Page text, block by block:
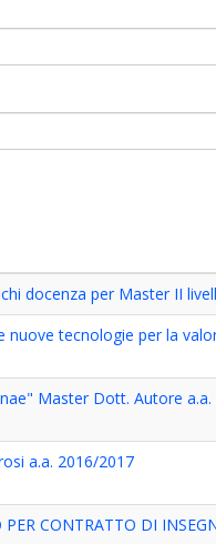
docenza per Master II
nuove tecnologie per la
Master Dott. Autore a.a.
a.a. 2016/2017
CONTRATTO DI